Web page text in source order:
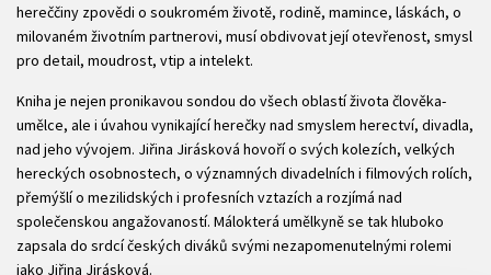
hereččiny zpovědi o soukromém životě, rodině, mamince, láskách, o
milovaném životním partnerovi, musí obdivovat její otevřenost, smysl
pro detail, moudrost, vtip a intelekt.
Kniha je nejen pronikavou sondou do všech oblastí života člověka-
umělce, ale i úvahou vynikající herečky nad smyslem herectví, divadla,
nad jeho vývojem. Jiřina Jirásková hovoří o svých kolezích, velkých
hereckých osobnostech, o významných divadelních i filmových rolích,
přemýšlí o mezilidských i profesních vztazích a rozjímá nad
společenskou angažovaností. Málokterá umělkyně se tak hluboko
zapsala do srdcí českých diváků svými nezapomenutelnými rolemi
jako Jiřina Jirásková.